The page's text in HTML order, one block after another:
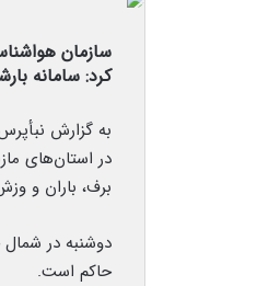
سازمان
کرد: سامانه
به گزارش
در استان‌های
برف، باران و
دوشنبه در
حاکم است.